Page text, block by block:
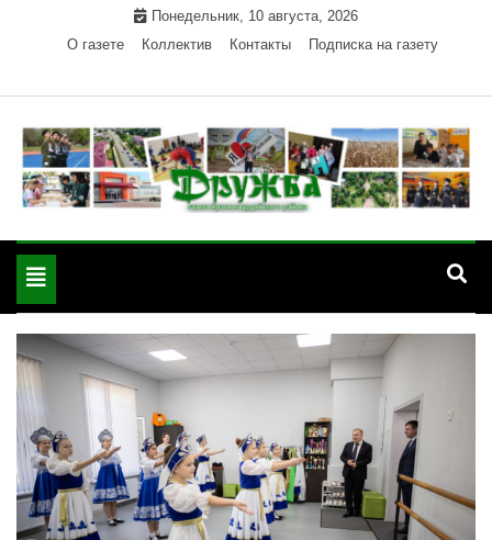
Понедельник, 10 августа, 2026
О газете
Коллектив Контакты Подписка на газету
"Дружба" — газета
района РА
Красногвардейского района Республики Адыгея
Toggle
navigation